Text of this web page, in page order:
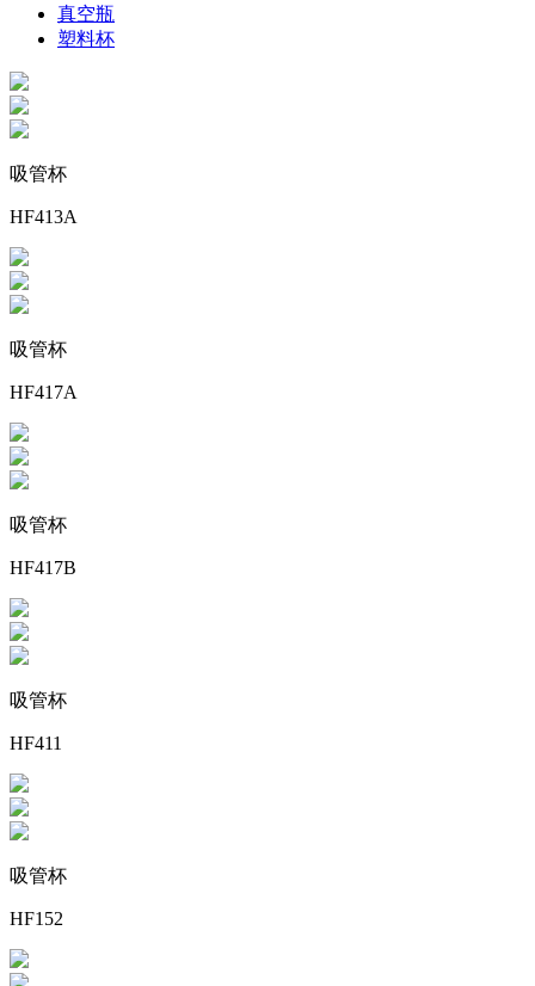
真空瓶
塑料杯
吸管杯
HF413A
吸管杯
HF417A
吸管杯
HF417B
吸管杯
HF411
吸管杯
HF152